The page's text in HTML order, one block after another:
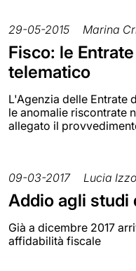
29-05-2015 Marina
Fisco: le
telematico
L'Agenzia delle Entrate
le anomalie riscontrate
allegato il
09-03-2017 Lucia Izzo
Addio agli studi
Già a dicembre 2017
affidabilità fiscale